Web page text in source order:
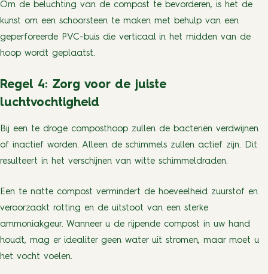
Om de beluchting van de compost te bevorderen, is het de
kunst om een schoorsteen te maken met behulp van een
geperforeerde PVC-buis die verticaal in het midden van de
hoop wordt geplaatst.
Regel 4: Zorg voor de juiste
luchtvochtigheid
Bij een te droge composthoop zullen de bacteriën verdwijnen
of inactief worden. Alleen de schimmels zullen actief zijn. Dit
resulteert in het verschijnen van witte schimmeldraden.
Een te natte compost vermindert de hoeveelheid zuurstof en
veroorzaakt rotting en de uitstoot van een sterke
ammoniakgeur. Wanneer u de rijpende compost in uw hand
houdt, mag er idealiter geen water uit stromen, maar moet u
het vocht voelen.